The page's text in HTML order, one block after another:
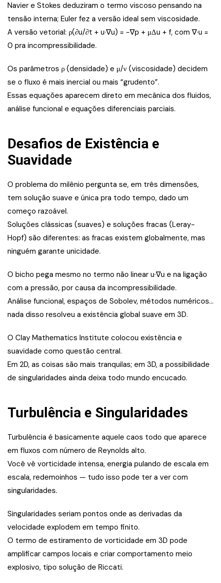
Navier e Stokes deduziram o termo viscoso pensando na
tensão interna; Euler fez a versão ideal sem viscosidade.
A versão vetorial: ρ(∂u/∂t + u·∇u) = −∇p + μΔu + f, com ∇·u =
0 pra incompressibilidade.
Os parâmetros ρ (densidade) e μ/ν (viscosidade) decidem
se o fluxo é mais inercial ou mais “grudento”.
Essas equações aparecem direto em mecânica dos fluidos,
análise funcional e equações diferenciais parciais.
Desafios de Existência e
Suavidade
O problema do milênio pergunta se, em três dimensões,
tem solução suave e única pra todo tempo, dado um
começo razoável.
Soluções clássicas (suaves) e soluções fracas (Leray-
Hopf) são diferentes: as fracas existem globalmente, mas
ninguém garante unicidade.
O bicho pega mesmo no termo não linear u·∇u e na ligação
com a pressão, por causa da incompressibilidade.
Análise funcional, espaços de Sobolev, métodos numéricos…
nada disso resolveu a existência global suave em 3D.
O Clay Mathematics Institute colocou existência e
suavidade como questão central.
Em 2D, as coisas são mais tranquilas; em 3D, a possibilidade
de singularidades ainda deixa todo mundo encucado.
Turbulência e Singularidades
Turbulência é basicamente aquele caos todo que aparece
em fluxos com número de Reynolds alto.
Você vê vorticidade intensa, energia pulando de escala em
escala, redemoinhos — tudo isso pode ter a ver com
singularidades.
Singularidades seriam pontos onde as derivadas da
velocidade explodem em tempo finito.
O termo de estiramento de vorticidade em 3D pode
amplificar campos locais e criar comportamento meio
explosivo, tipo solução de Riccati.